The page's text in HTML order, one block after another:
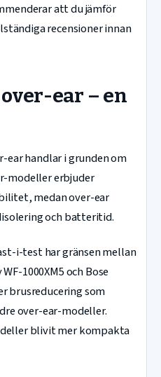
att du jämför
recensioner innan
ear – en
ear handlar i grunden om
modeller erbjuder
medan over-ear
och batteritid.
i-test har gränsen mellan
1000XM5 och Bose
brusreducering som
over-ear-modeller.
blivit mer kompakta